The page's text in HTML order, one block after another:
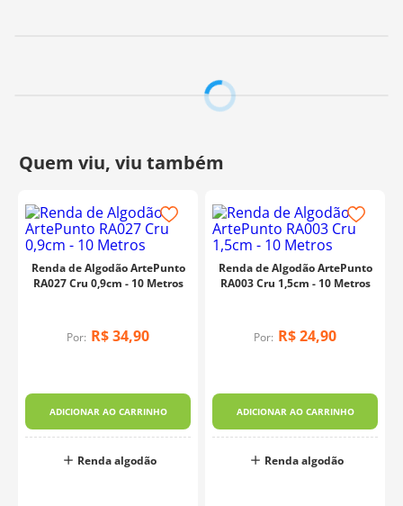
Renda de Algodão ArtePunto
RA027 Cru 0,9cm - 10 Metros
Por: R$34,90
ADICIONAR AO CARRINHO
Renda algodão
Renda de Algodão ArtePunto
RA003 Cru 1,5cm - 10 Metros
Por: R$24,90
ADICIONAR AO CARRINHO
Renda algodão